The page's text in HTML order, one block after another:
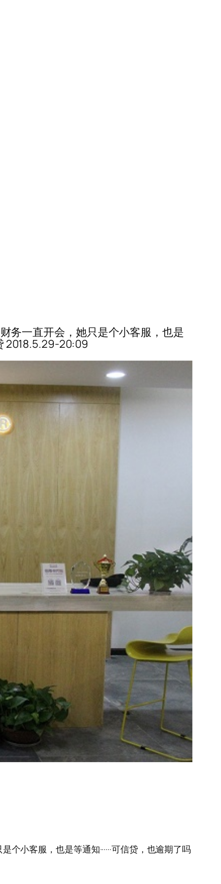
务一直开会，她只是个小客服，也是
贷 2018.5.29-20:09
小客服，也是等通知······可信贷，也逾期了吗